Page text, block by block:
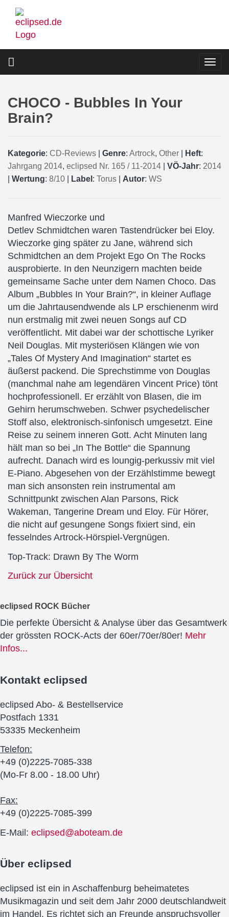
Direkt
zum
Inhalt
CHOCO - Bubbles In Your
Brain?
Kategorie: CD-Reviews Genre: Artrock, Other Heft:
Jahrgang 2014, eclipsed Nr. 165 / 11-2014 VÖ-Jahr: 2014
Wertung: 8/10 Label : Torus Autor: WS
Manfred Wieczorke und
Detlev Schmidtchen waren Tastendrücker bei Eloy.
Wieczorke ging später zu Jane, während sich
Schmidtchen an dem Projekt Ego On The Rocks
ausprobierte. In den Neunzigern machten beide
gemeinsame Sache unter dem Namen Choco. Das
Album „Bubbles In Your Brain?“, in kleiner Auflage
um die Jahrtausendwende als LP erschienenm wird
nun erstmalig mit zwei neuen Songs auf CD
veröffentlicht. Mit dabei war der schottische Lyriker
Neil Douglas. Mit mysteriösen Klängen wie von
„Tales Of Mystery And Imagination“ startet es
äußerst packend. Die Sprechstimme von Douglas
(manchmal nahe am legendären Vincent Price) tönt
hochprofessionell. Er erzählt von Blasen, die im
Gehirn herumschweben. Schwer psychedelischer
Stoff also, elektronisch-sinfonisch umgesetzt. Eine
Reise zu seinem inneren Gott. Acht Minuten lang
hält man so bei „In The Bottle“ die Spannung
aufrecht. Danach wird es loungig-perkussiv mit viel
E-Piano. Abgesehen von der Erzählstimme bewegt
man sich ansonsten rein instrumental am
Schnittpunkt zwischen Alan Parsons, Rick
Wakeman, Tangerine Dream und Eloy. Für Hörer,
die nicht auf gesungene Songs fixiert sind, ein
fesselndes Artrock-Hörspiel-Vergnügen.
Top-Track: Drawn By The Worm
Zurück zur Übersicht
eclipsed ROCK Bücher
Die perfekte Übersicht & Analyse über das Gesamtwerk
der grössten ROCK-Acts der 60er/70er/80er! Mehr
Infos...
Kontakt eclipsed
eclipsed Abo- & Bestellservice
Postfach 1331
53335 Meckenheim
Telefon:
+49 (0)2225-7085-338
(Mo-Fr 8.00 - 18.00 Uhr)
Fax:
+49 (0)2225-7085-399
E-Mail: eclipsed@aboteam.de
Über eclipsed
eclipsed ist ein in Aschaffenburg beheimatetes
Musikmagazin und seit dem Jahr 2000 deutschlandweit
im Handel. Es richtet sich an Freunde anspruchsvoller